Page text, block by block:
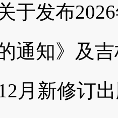
于发布
通知》及
月新修订